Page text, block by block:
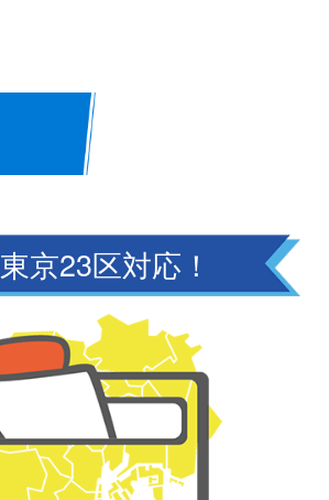
東京23区対応！